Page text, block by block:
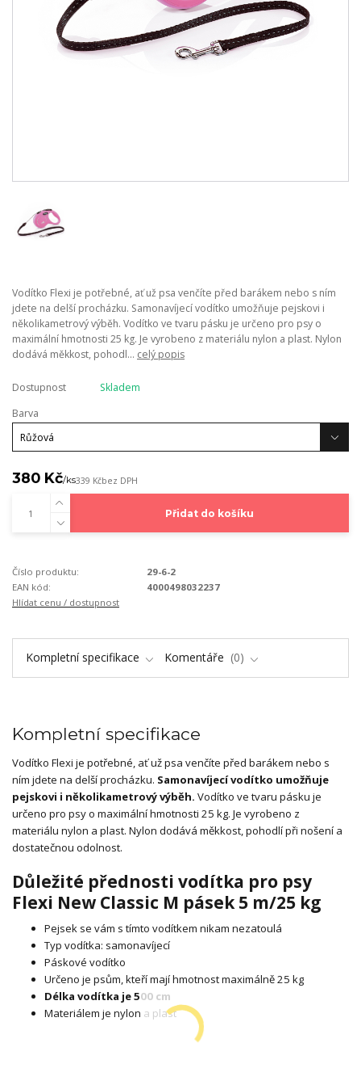
Vodítko Flexi je potřebné, ať už psa venčíte před barákem nebo s ním
jdete na delší procházku. Samonavíjecí vodítko umožňuje pejskovi i
několikametrový výběh. Vodítko ve tvaru pásku je určeno pro psy o
maximální hmotnosti 25 kg. Je vyrobeno z materiálu nylon a plast. Nylon
dodává měkkost, pohodl... celý popis
Dostupnost
Skladem
Barva
380 Kč/ks339 Kčbez DPH
Přidat do košíku
Číslo produktu:
29-6-2
EAN kód:
4000498032237
Hlídat cenu / dostupnost
Kompletní specifikace Komentáře 0
Kompletní specifikace
Vodítko Flexi je potřebné, ať už psa venčíte před barákem nebo s
ním jdete na delší procházku. Samonavíjecí vodítko umožňuje
pejskovi i několikametrový výběh. Vodítko ve tvaru pásku je
určeno pro psy o maximální hmotnosti 25 kg. Je vyrobeno z
materiálu nylon a plast. Nylon dodává měkkost, pohodlí při nošení a
dostatečnou odolnost.
Důležité přednosti vodítka pro psy
Flexi New Classic M pásek 5 m/25 kg
Pejsek se vám s tímto vodítkem nikam nezatoulá
Typ vodítka: samonavíjecí
Páskové vodítko
Určeno je psům, kteří mají hmotnost maximálně 25 kg
Délka vodítka je500 cm
Materiálem je nylon a plast